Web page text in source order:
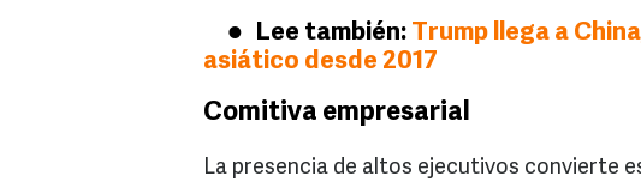
Lee también: Trump llega a
asiático desde 2017
Comitiva empresarial
La presencia de altos ejecutivos convierte